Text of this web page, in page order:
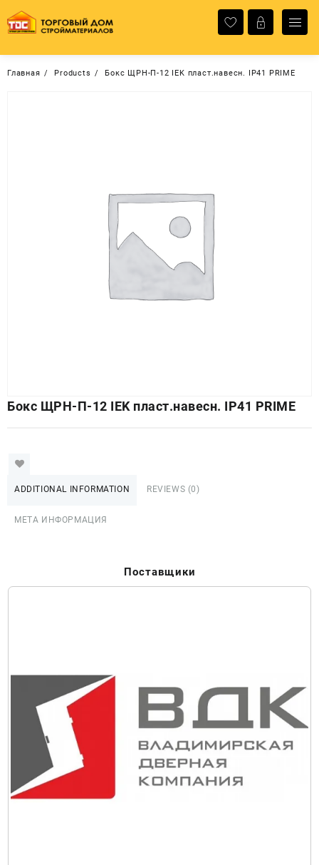
содержимому
Главная Products Бокс ЩРН-П-12 IEK пласт.навесн. IP41 PRIME
Бокс ЩРН-П-12 IEK пласт.навесн. IP41 PRIME
ADDITIONAL INFORMATION REVIEWS (0)
МЕТА ИНФОРМАЦИЯ
Поставщики